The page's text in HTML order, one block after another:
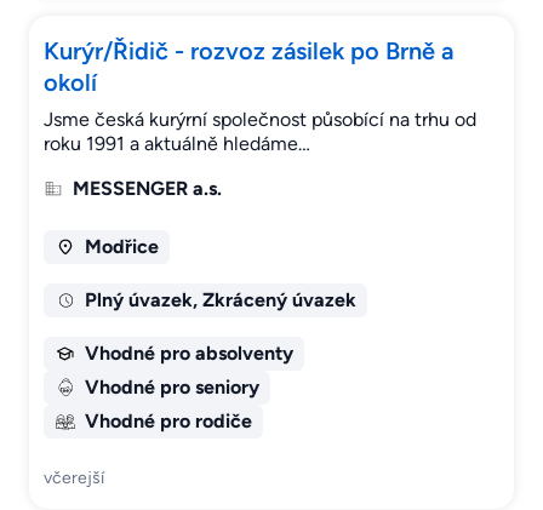
Kurýr/Řidič - rozvoz zásilek po Brně a
okolí
Jsme česká kurýrní společnost působící na trhu od
roku 1991 a aktuálně hledáme…
MESSENGER a.s.
Modřice
Plný úvazek, Zkrácený úvazek
Vhodné pro absolventy
Vhodné pro seniory
Vhodné pro rodiče
včerejší